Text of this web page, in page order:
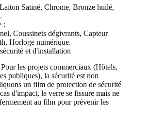
Satiné, Chrome, Bronze huilé,
:
Coussinets dégivrants, Capteur
Horloge numérique.
et d'installation
Pour les projets commerciaux (Hôtels,
publiques), la sécurité est non
un film de protection de sécurité
d'impact, le verre se fissure mais ne
au film pour prévenir les